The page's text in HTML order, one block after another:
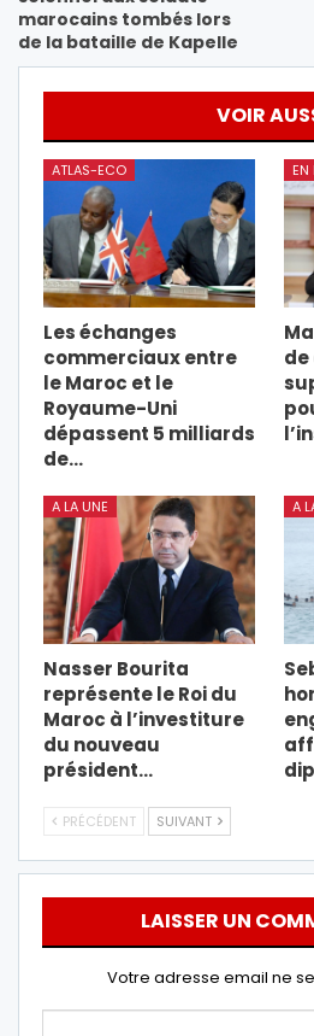
marocains tombés lors
de la bataille de Kapelle
VOIR
ATLAS-ECO
Les échanges
commerciaux entre
le Maroc et le
Royaume-Uni
dépassent 5 milliards
de…
EN
de
A LA UNE
Nasser Bourita
représente le Roi du
Maroc à l’investiture
du nouveau
président…
A
PRÉCÉDENT SUIVANT
LAISSER UN
Votre adresse email ne